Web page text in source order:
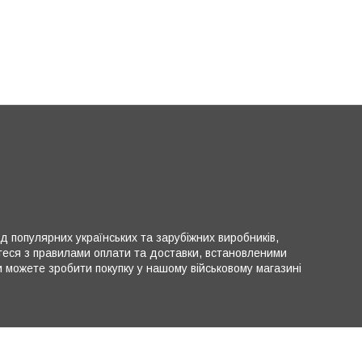
українських та зарубіжних виробників,
з правилами оплати та доставки, встановленими
зробити покупку у нашому військовому магазині